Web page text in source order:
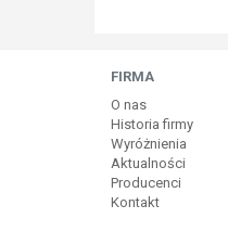
FIRMA
O nas
Historia firmy
Wyróżnienia
Aktualności
Producenci
Kontakt